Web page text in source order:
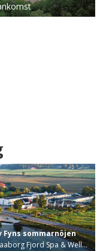
Fyns sommarnöjen
Fjord Spa & Well…